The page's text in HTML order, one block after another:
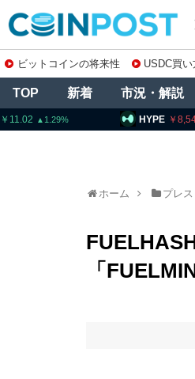
ビットコインの将来性 USDC買い
TOP 新着 市況・解説
8,540.60 3.7
ホーム プレ
「